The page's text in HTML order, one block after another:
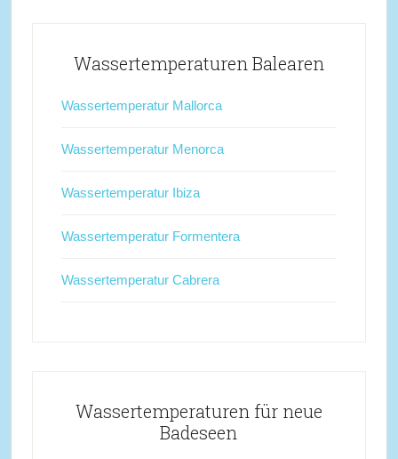
Wassertemperaturen Balearen
Wassertemperatur Mallorca
Wassertemperatur Menorca
Wassertemperatur Ibiza
Wassertemperatur Formentera
Wassertemperatur Cabrera
Wassertemperaturen für neue
Badeseen